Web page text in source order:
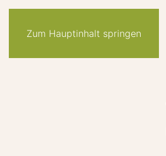
Zum Hauptinhalt springen